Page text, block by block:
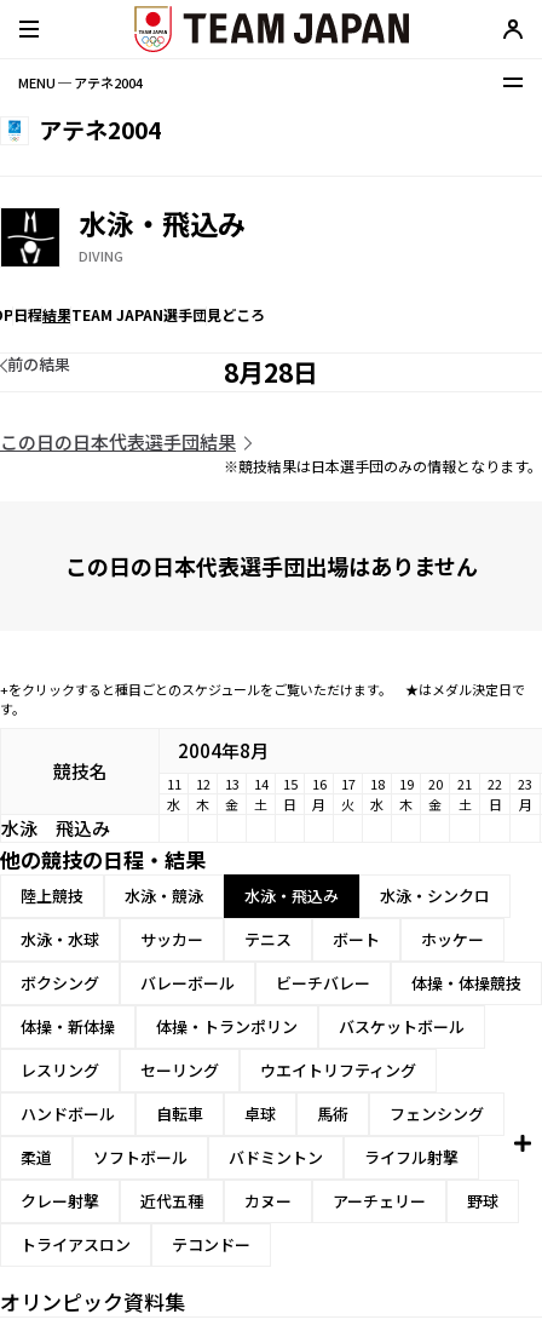
MENU ─ アテネ2004
アテネ2004
水泳・飛込み
DIVING
日程結果TEAM JAPAN選手団見どころ
8月28日
前の結果
この日の日本代表選手団結果
※競技結果は日本選手団のみの情報となります。
この日の日本代表選手団出場はありません
+をクリックすると種目ごとのスケジュールをご覧いただけます。 ★はメダル決定日で
す。
競技名
2004年8月
11 12 13 14 15 16 17 18 19 20 21 22
23
水
木 金 土 日 月 火 水 木 金 土 日 月
水泳 飛込み
他の競技の日程・結果
陸上競技 水泳・競泳 水泳・飛込み
水泳・シンクロ
水泳・水球
サッカー テニス ボート
ホッケー
ボクシング
バレーボール ビーチバレー
体操・体操競技
体操・新体操
体操・トランポリン
バスケットボール
レスリング
セーリング
ウエイトリフティング
ハンドボール
自転車 卓球 馬術
フェンシング
柔道
ソフトボール バドミントン
ライフル射撃
クレー射撃
近代五種 カヌー アーチェリー
野球
トライアスロン
テコンドー
オリンピック資料集